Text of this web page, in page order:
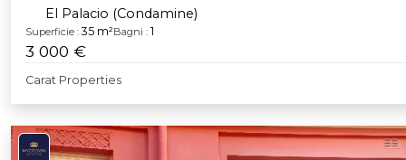
El Palacio (Condamine)
Superficie : 35 m²Bagni : 1
3 000 €
Carat Properties